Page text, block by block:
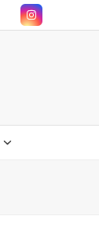
Instagram